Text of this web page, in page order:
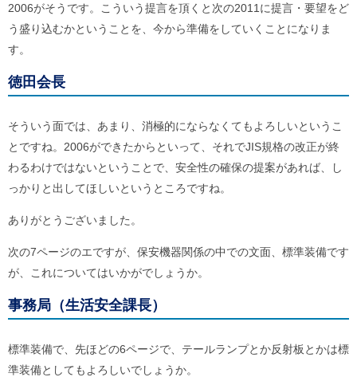
2006がそうです。こういう提言を頂くと次の2011に提言・要望をど
う盛り込むかということを、今から準備をしていくことになりま
す。
徳田会長
そういう面では、あまり、消極的にならなくてもよろしいというこ
とですね。2006ができたからといって、それでJIS規格の改正が終
わるわけではないということで、安全性の確保の提案があれば、し
っかりと出してほしいというところですね。
ありがとうございました。
次の7ページのエですが、保安機器関係の中での文面、標準装備です
が、これについてはいかがでしょうか。
事務局（生活安全課長）
標準装備で、先ほどの6ページで、テールランプとか反射板とかは標
準装備としてもよろしいでしょうか。